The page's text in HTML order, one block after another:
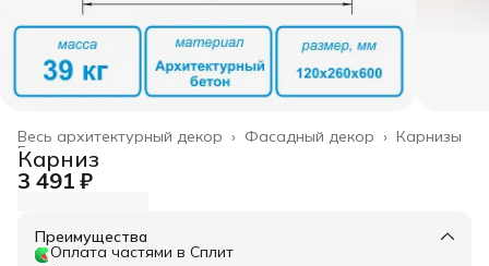
Карнизы
Фасадный декор ›
Весь архитектурный декор ›
Главная ›
Карниз
3 491 ₽
Преимущества
Оплата частями в Сплит